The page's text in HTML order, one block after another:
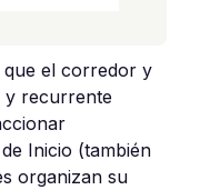
que el corredor y
y recurrente
Inicio (también
organizan su